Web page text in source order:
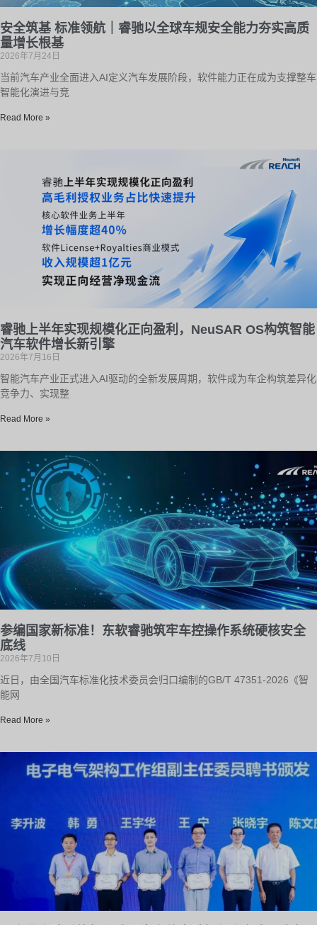
安全筑基 标准领航｜睿驰以全球车规安全能力夯实高质
量增长根基
2026年7月24日
当前汽车产业全面进入AI定义汽车发展阶段，软件能力正在成为支撑整车
智能化演进与竞
Read More »
睿驰上半年实现规模化正向盈利，NeuSAR OS构筑智能
汽车软件增长新引擎
2026年7月16日
智能汽车产业正式进入AI驱动的全新发展周期，软件成为车企构筑差异化
竞争力、实现整
Read More »
参编国家新标准！东软睿驰筑牢车控操作系统硬核安全
底线
2026年7月10日
近日，由全国汽车标准化技术委员会归口编制的GB/T 47351-2026《智
能网
Read More »